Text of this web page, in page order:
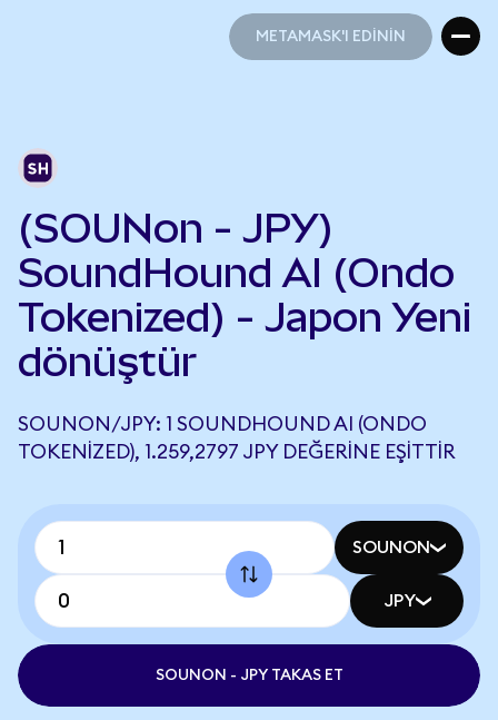
METAMASK'I EDİNİN
(SOUNon - JPY)
SoundHound AI (Ondo
Tokenized) - Japon Yeni
dönüştür
SOUNON/JPY: 1 SOUNDHOUND AI (ONDO
TOKENIZED), 1.259,2797 JPY DEĞERINE EŞITTIR
SOUNON
JPY
SOUNON - JPY TAKAS ET